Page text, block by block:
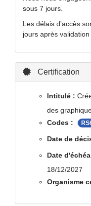
sous 7 jours.
Les délais d'accès
jours après
Certification
Intitulé :
des
Codes :
Date de
Date
18/12/2027
Organisme